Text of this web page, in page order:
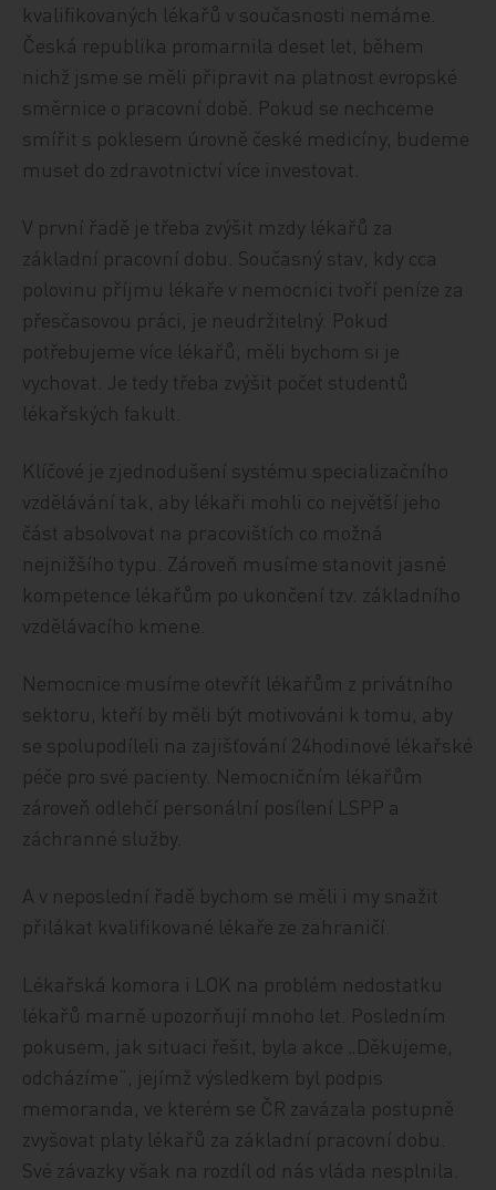
kvalifikovaných lékařů v současnosti nemáme.
Česká republika promarnila deset let, během
nichž jsme se měli připravit na platnost evropské
směrnice o pracovní době. Pokud se nechceme
smířit s poklesem úrovně české medicíny, budeme
muset do zdravotnictví více investovat.
V první řadě je třeba zvýšit mzdy lékařů za
základní pracovní dobu. Současný stav, kdy cca
polovinu příjmu lékaře v nemocnici tvoří peníze za
přesčasovou práci, je neudržitelný. Pokud
potřebujeme více lékařů, měli bychom si je
vychovat. Je tedy třeba zvýšit počet studentů
lékařských fakult.
Klíčové je zjednodušení systému specializačního
vzdělávání tak, aby lékaři mohli co největší jeho
část absolvovat na pracovištích co možná
nejnižšího typu. Zároveň musíme stanovit jasné
kompetence lékařům po ukončení tzv. základního
vzdělávacího kmene.
Nemocnice musíme otevřít lékařům z privátního
sektoru, kteří by měli být motivováni k tomu, aby
se spolupodíleli na zajišťování 24hodinové lékařské
péče pro své pacienty. Nemocničním lékařům
zároveň odlehčí personální posílení LSPP a
záchranné služby.
A v neposlední řadě bychom se měli i my snažit
přilákat kvalifikované lékaře ze zahraničí.
Lékařská komora i LOK na problém nedostatku
lékařů marně upozorňují mnoho let. Posledním
pokusem, jak situaci řešit, byla akce „Děkujeme,
odcházíme“, jejímž výsledkem byl podpis
memoranda, ve kterém se ČR zavázala postupně
zvyšovat platy lékařů za základní pracovní dobu.
Své závazky však na rozdíl od nás vláda nesplnila.